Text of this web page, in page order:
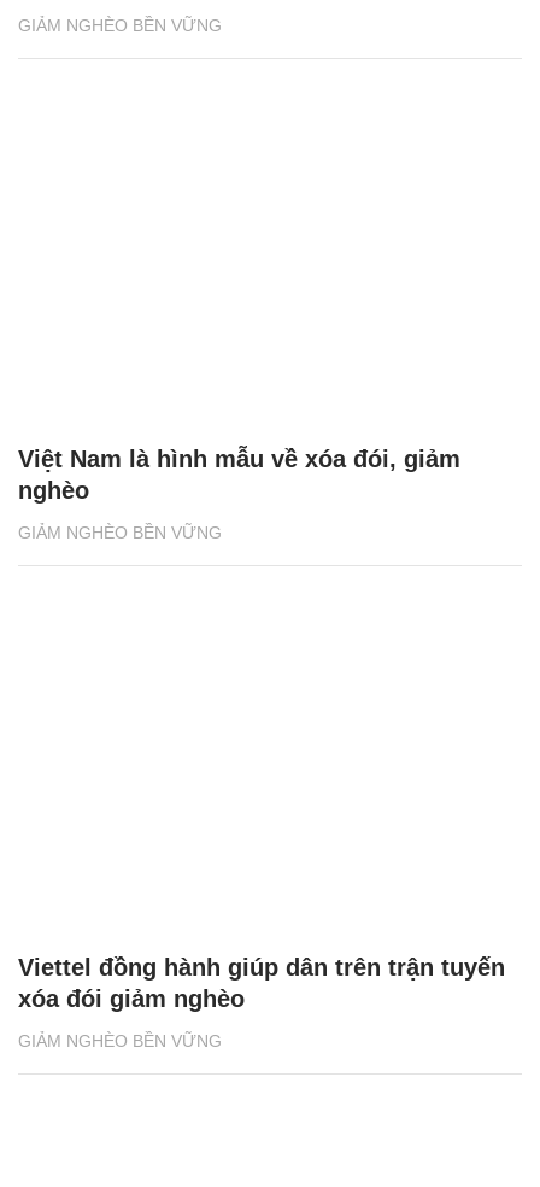
GIẢM NGHÈO BỀN VỮNG
GIẢM NGHÈO BỀN VỮNG
Việt Nam là hình mẫu về xóa đói, giảm
nghèo
GIẢM NGHÈO BỀN VỮNG
Viettel đồng hành giúp dân trên trận tuyến
xóa đói giảm nghèo